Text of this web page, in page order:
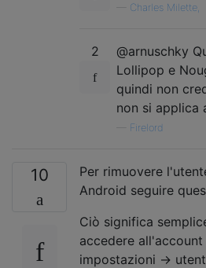
Charles Milette,
2
@arnuschky
Lollipop e
quindi non
non si applica
Firelord
10
Per rimuovere
Android seguire
Ciò significa
accedere
impostazioni ->